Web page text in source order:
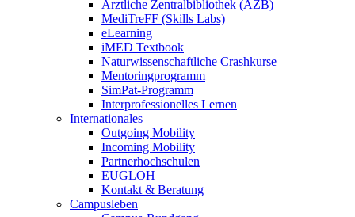
Ärztliche Zentralbibliothek (ÄZB)
MediTreFF (Skills Labs)
eLearning
iMED Textbook
Naturwissenschaftliche Crashkurse
Mentoringprogramm
SimPat-Programm
Interprofessionelles Lernen
Internationales
Outgoing Mobility
Incoming Mobility
Partnerhochschulen
EUGLOH
Kontakt & Beratung
Campusleben